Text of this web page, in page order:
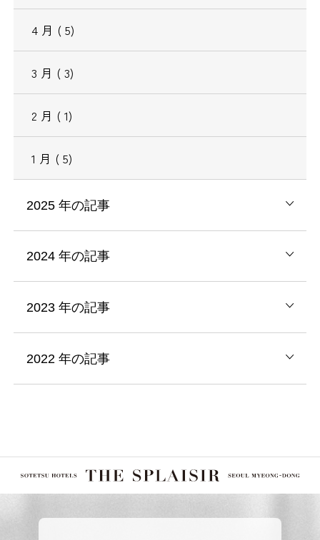
4 月 ( 5)
3 月 ( 3)
2 月 ( 1)
1 月 ( 5)
2025 年の記事
2024 年の記事
2023 年の記事
2022 年の記事